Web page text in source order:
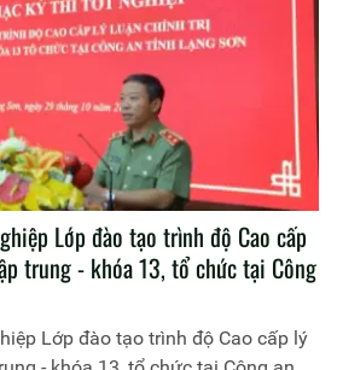
Lớp đào tạo trình độ Cao cấp
trung - khóa 13, tổ chức tại Công
Lớp đào tạo trình độ Cao cấp lý